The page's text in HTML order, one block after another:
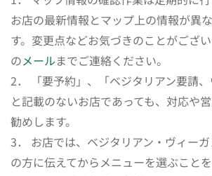
お店の最新情報とマップ上の情報が異
す。変更点などお気づきのことがござ
のメールまでご連絡ください。
2． 「要予約」、「ベジタリアン要請、
と記載のないお店であっても、対応や
勧めします。
3． お店では、ベジタリアン・ヴィー
の方に伝えてからメニューを選ぶことを